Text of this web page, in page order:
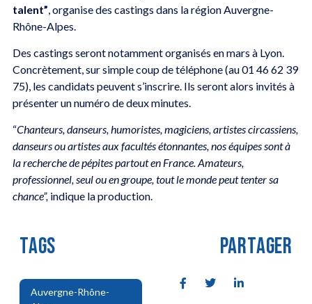
talent” , organise des castings dans la région Auvergne-
Rhône-Alpes.
Des castings seront notamment organisés en mars à Lyon.
Concrètement, sur simple coup de téléphone (au 01 46 62 39
75), les candidats peuvent s’inscrire. Ils seront alors invités à
présenter un numéro de deux minutes.
“Chanteurs, danseurs, humoristes, magiciens, artistes circassiens,
danseurs ou artistes aux facultés étonnantes, nos équipes sont à
la recherche de pépites partout en France. Amateurs,
professionnel, seul ou en groupe, tout le monde peut tenter sa
chance”,indique la production.
TAGS
Auvergne-Rhône-
PARTAGER